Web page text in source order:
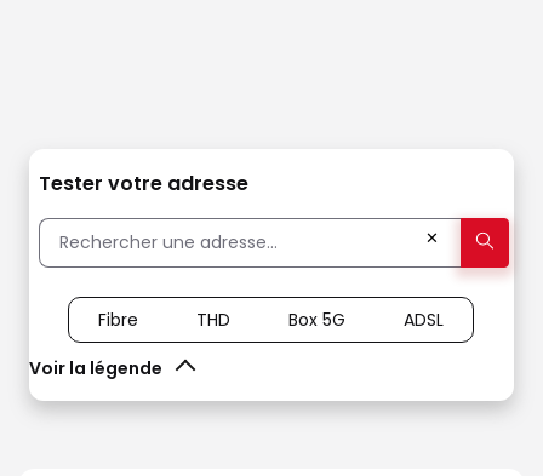
Tester votre adresse
✕
Voir la légende
Fibre THD Box 5G ADSL